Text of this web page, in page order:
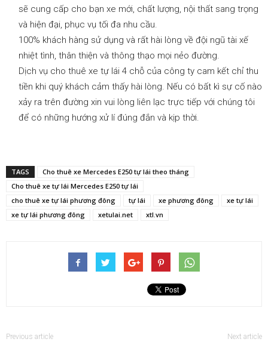
sẽ cung cấp cho bạn xe mới, chất lượng, nội thất sang trọng
và hiện đại, phục vụ tối đa nhu cầu.
100% khách hàng sử dụng và rất hài lòng về đội ngũ tài xế
nhiệt tình, thân thiện và thông thạo mọi nẻo đường.
Dịch vụ cho thuê xe tự lái 4 chỗ của công ty cam kết chỉ thu
tiền khi quý khách cảm thấy hài lòng. Nếu có bất kì sự cố nào
xảy ra trên đường xin vui lòng liên lạc trực tiếp với chúng tôi
để có những hướng xử lí đúng đắn và kịp thời.
TAGS
Cho thuê xe Mercedes E250 tự lái theo tháng
Cho thuê xe tự lái Mercedes E250 tự lái
cho thuê xe tự lái phương đông
tự lái xe phương đông
xe tự lái
xe tự lái phương đông
xetulai.net xtl.vn
Previous article Next article